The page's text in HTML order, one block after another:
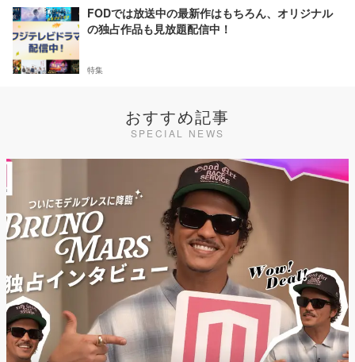
FODでは放送中の最新作はもちろん、オリジナル
の独占作品も見放題配信中！
特集
おすすめ記事
SPECIAL NEWS